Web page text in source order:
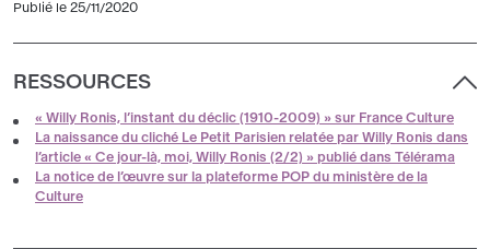
Publié le 25/11/2020
RESSOURCES
« Willy Ronis, l’instant du déclic (1910-2009) » sur France Culture
La naissance du cliché Le Petit Parisien relatée par Willy Ronis dans
l’article « Ce jour-là, moi, Willy Ronis (2/2) » publié dans Télérama
La notice de l’œuvre sur la plateforme POP du ministère de la
Culture